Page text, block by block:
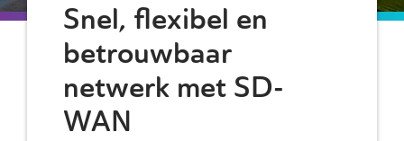
Snel, flexibel en
betrouwbaar
netwerk met SD-
WAN